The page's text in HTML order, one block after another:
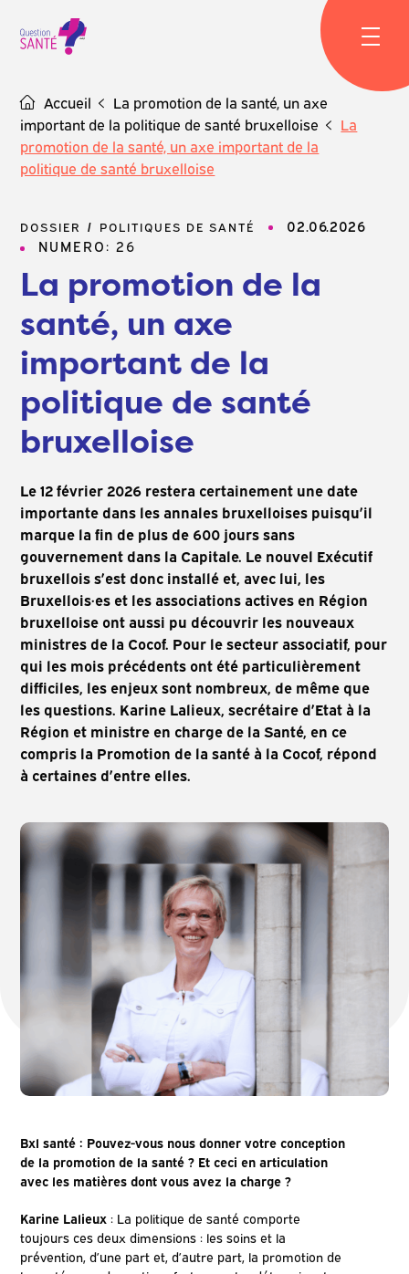
content
Accueil
La promotion de la santé, un axe
important de la politique de santé bruxelloise
La
promotion de la santé, un axe important de la
politique de santé bruxelloise
DOSSIER POLITIQUES DE SANTÉ
02.06.2026
NUMERO: 26
La promotion de la
santé, un axe
important de la
politique de santé
bruxelloise
Le 12 février 2026 restera certainement une date
importante dans les annales bruxelloises puisqu’il
marque la fin de plus de 600 jours sans
gouvernement dans la Capitale. Le nouvel Exécutif
bruxellois s’est donc installé et, avec lui, les
Bruxellois·es et les associations actives en Région
bruxelloise ont aussi pu découvrir les nouveaux
ministres de la Cocof. Pour le secteur associatif, pour
qui les mois précédents ont été particulièrement
difficiles, les enjeux sont nombreux, de même que
les questions. Karine Lalieux, secrétaire d’Etat à la
Région et ministre en charge de la Santé, en ce
compris la Promotion de la santé à la Cocof, répond
à certaines d’entre elles.
Bxl santé : Pouvez-vous nous donner votre conception
de la promotion de la santé ? Et ceci en articulation
avec les matières dont vous avez la charge ?
Karine Lalieux : La politique de santé comporte
toujours ces deux dimensions : les soins et la
prévention, d’une part et, d’autre part, la promotion de